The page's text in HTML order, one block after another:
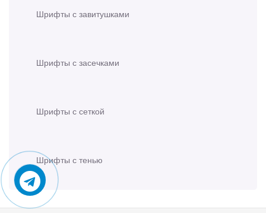
Шрифты с завитушками
Шрифты с засечками
Шрифты с сеткой
Шрифты с тенью